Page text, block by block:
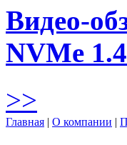
Видео-
NVMe
>>
Главная | О компании |